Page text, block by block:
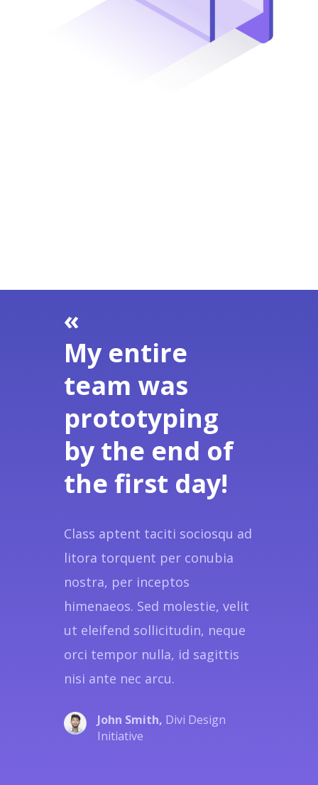
«
My entire
team was
prototyping
by the end of
the first day!
Class aptent taciti sociosqu ad
litora torquent per conubia
nostra, per inceptos
himenaeos. Sed molestie, velit
ut eleifend sollicitudin, neque
orci tempor nulla, id sagittis
nisi ante nec arcu.
John Smith, Divi Design
Initiative